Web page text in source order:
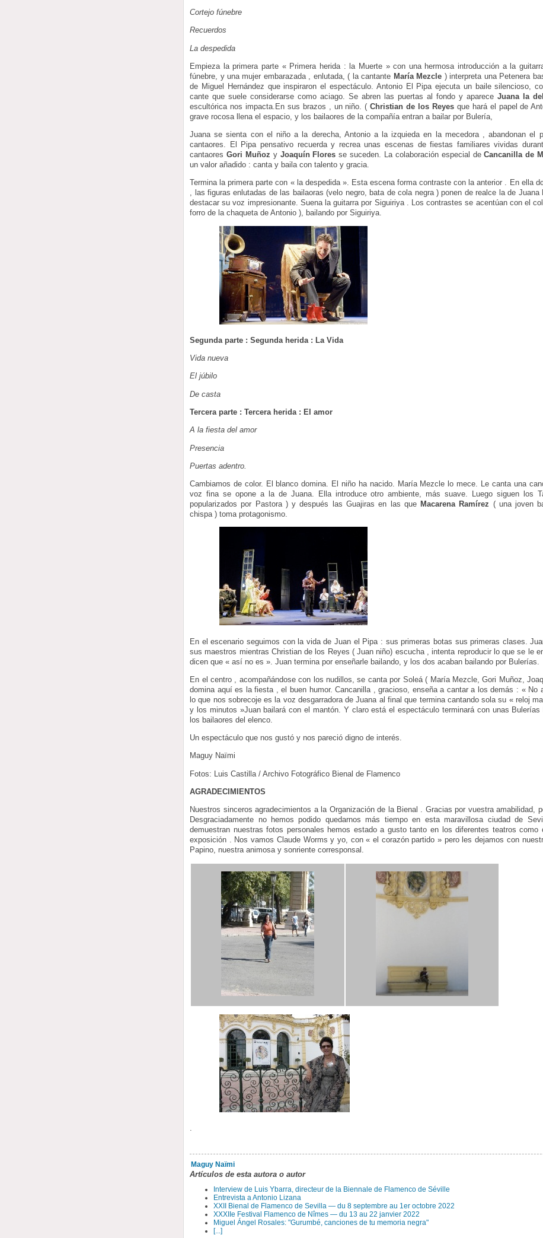
Cortejo fúnebre
Recuerdos
La despedida
Empieza la primera parte « Primera herida : la Muerte » con una hermosa introducción a la
fúnebre, y una mujer embarazada , enlutada, ( la cantante María Mezcle ) interpreta una Petenera
de Miguel Hernández que inspiraron el espectáculo. Antonio El Pipa ejecuta un baile silencioso,
cante que suele considerarse como aciago. Se abren las puertas al fondo y aparece Juana la
escultórica nos impacta.En sus brazos , un niño. (Christian de los Reyesque hará el papel de
grave rocosa llena el espacio, y los bailaores de la compañía entran a bailar por Bulería,
Juana se sienta con el niño a la derecha, Antonio a la izquieda en la mecedora , abandonan el
cantaores. El Pipa pensativo recuerda y recrea unas escenas de fiestas familiares vividas
cantaores Gori Muñoz y Joaquín Flores se suceden. La colaboración especial deCancanilla de
un valor añadido : canta y baila con talento y gracia.
Termina la primera parte con « la despedida ». Esta escena forma contraste con la anterior . En ella
, las figuras enlutadas de las bailaoras (velo negro, bata de cola negra ) ponen de realce la de
destacar su voz impresionante. Suena la guitarra por Siguiriya . Los contrastes se acentúan con el
forro de la chaqueta de Antonio ), bailando por Siguiriya.
Segunda parte : Segunda herida : La Vida
Vida nueva
El júbilo
De casta
Tercera parte : Tercera herida : El amor
A la fiesta del amor
Presencia
Puertas adentro.
Cambiamos de color. El blanco domina. El niño ha nacido. María Mezcle lo mece. Le canta una
voz fina se opone a la de Juana. Ella introduce otro ambiente, más suave. Luego siguen los
popularizados por Pastora ) y después las Guajiras en las que Macarena Ramírez ( una joven
chispa ) toma protagonismo.
En el escenario seguimos con la vida de Juan el Pipa : sus primeras botas sus primeras clases.
sus maestros mientras Christian de los Reyes ( Juan niño) escucha , intenta reproducir lo que se le
dicen que « así no es ». Juan termina por enseñarle bailando, y los dos acaban bailando por Bulerías.
En el centro , acompañándose con los nudillos, se canta por Soleá ( María Mezcle, Gori Muñoz,
domina aquí es la fiesta , el buen humor. Cancanilla , gracioso, enseña a cantar a los demás : « No
lo que nos sobrecoje es la voz desgarradora de Juana al final que termina cantando sola su « reloj
y los minutos »Juan bailará con el mantón. Y claro está el espectáculo terminará con unas Bulerías
los bailaores del elenco.
Un espectáculo que nos gustó y nos pareció digno de interés.
Maguy Naïmi
Fotos: Luis Castilla / Archivo Fotográfico Bienal de Flamenco
AGRADECIMIENTOS
Nuestros sinceros agradecimientos a la Organización de la Bienal . Gracias por vuestra amabilidad,
Desgraciadamente no hemos podido quedarnos más tiempo en esta maravillosa ciudad de
demuestran nuestras fotos personales hemos estado a gusto tanto en los diferentes teatros como
exposición . Nos vamos Claude Worms y yo, con « el corazón partido » pero les dejamos con
Papino, nuestra animosa y sonriente corresponsal.
Maguy Naïmi
Artículos de esta autora o autor
Interview de Luis Ybarra, directeur de la Biennale de Flamenco de Séville
Entrevista a Antonio Lizana
XXII Bienal de Flamenco de Sevilla — du 8 septembre au 1er octobre 2022
XXXIIe Festival Flamenco de Nîmes — du 13 au 22 janvier 2022
Miguel Ángel Rosales: "Gurumbé, canciones de tu memoria negra"
[...]